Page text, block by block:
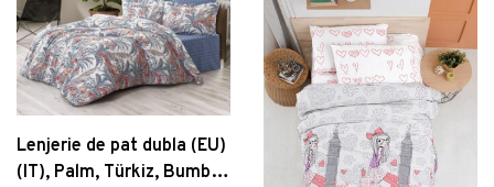
Lenjerie de pat dubla (EU)
(IT), Palm, Türkiz, Bumbac